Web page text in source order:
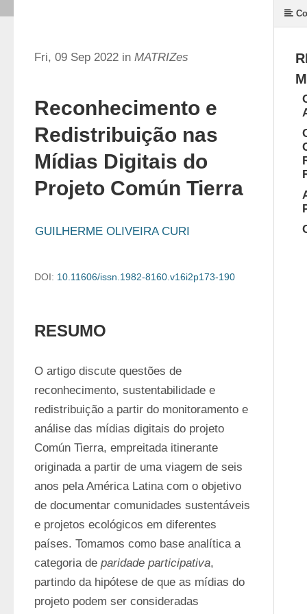
Fri, 09 Sep 2022 in MATRIZes
Reconhecimento e
Redistribuição nas
Mídias Digitais do
Projeto Común Tierra
GUILHERME OLIVEIRA CURI
DOI: 10.11606/issn.1982-8160.v16i2p173-190
RESUMO
O artigo discute questões de
reconhecimento, sustentabilidade e
redistribuição a partir do monitoramento e
análise das mídias digitais do projeto
Común Tierra, empreitada itinerante
originada a partir de uma viagem de seis
anos pela América Latina com o objetivo
de documentar comunidades sustentáveis
e projetos ecológicos em diferentes
países. Tomamos como base analítica a
categoria de paridade participativa,
partindo da hipótese de que as mídias do
projeto podem ser consideradas